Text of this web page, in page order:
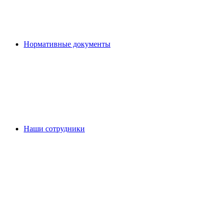
Нормативные документы
Наши сотрудники